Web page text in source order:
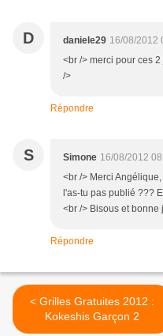
D daniele29 16/08/2012
<br /> merci pour ces
/>
Répondre
S Simone 16/08/2012
<br /> Merci
l'as-tu pas publié ???
<br /> Bisous et bonne
Répondre
< Grilles Gratuites 2012 :
Kokeshis Garçon 2